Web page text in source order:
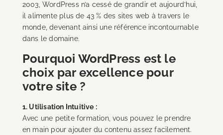
2003, WordPress n’a cessé de grandir et aujourd’hui,
il alimente plus de 43 % des sites web à travers le
monde, devenant ainsi une référence incontournable
dans le domaine.
Pourquoi WordPress est le
choix par excellence pour
votre site ?
1. Utilisation Intuitive :
Avec une petite formation, vous pouvez le prendre
en main pour ajouter du contenu assez facilement.